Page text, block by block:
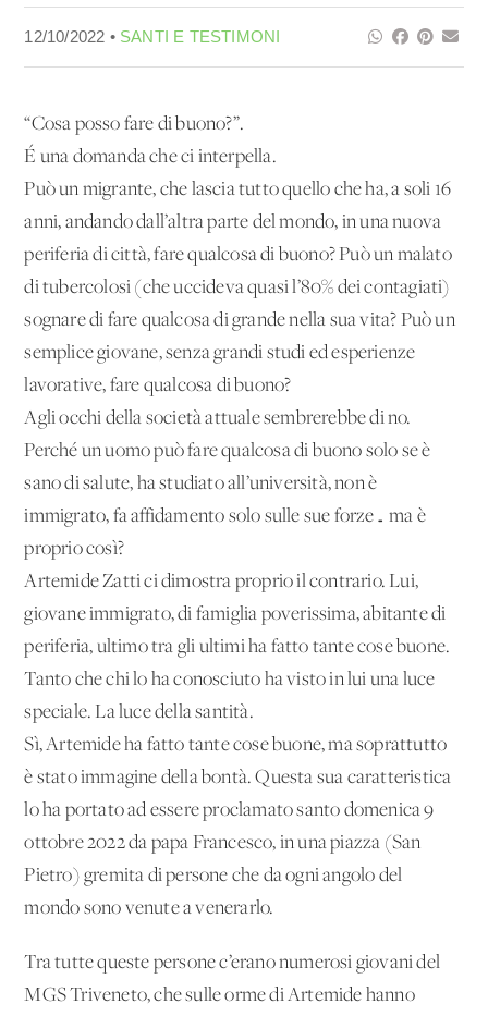
12/10/2022 • SANTI E TESTIMONI
“Cosa posso fare di buono?”.
É una domanda che ci interpella.
Può un migrante, che lascia tutto quello che ha, a soli 16
anni, andando dall’altra parte del mondo, in una nuova
periferia di città, fare qualcosa di buono? Può un malato
di tubercolosi (che uccideva quasi l’80% dei contagiati)
sognare di fare qualcosa di grande nella sua vita? Può un
semplice giovane, senza grandi studi ed esperienze
lavorative, fare qualcosa di buono?
Agli occhi della società attuale sembrerebbe di no.
Perché un uomo può fare qualcosa di buono solo se è
sano di salute, ha studiato all’università, non è
immigrato, fa affidamento solo sulle sue forze… ma è
proprio così?
Artemide Zatti ci dimostra proprio il contrario. Lui,
giovane immigrato, di famiglia poverissima, abitante di
periferia, ultimo tra gli ultimi ha fatto tante cose buone.
Tanto che chi lo ha conosciuto ha visto in lui una luce
speciale. La luce della santità.
Sì, Artemide ha fatto tante cose buone, ma soprattutto
è stato immagine della bontà. Questa sua caratteristica
lo ha portato ad essere proclamato santo domenica 9
ottobre 2022 da papa Francesco, in una piazza (San
Pietro) gremita di persone che da ogni angolo del
mondo sono venute a venerarlo.
Tra tutte queste persone c’erano numerosi giovani del
MGS Triveneto, che sulle orme di Artemide hanno